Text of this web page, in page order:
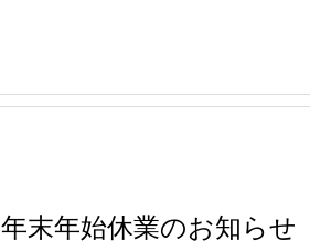
年末年始休業のお知らせ